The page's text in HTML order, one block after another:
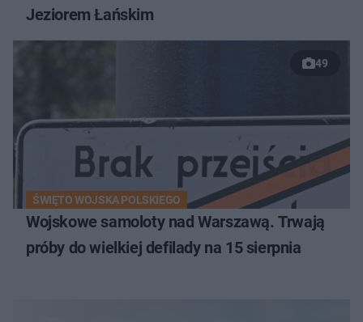
Jeziorem Łańskim
49
ŚWIĘTO WOJSKA POLSKIEGO
Wojskowe samoloty nad Warszawą. Trwają
próby do wielkiej defilady na 15 sierpnia